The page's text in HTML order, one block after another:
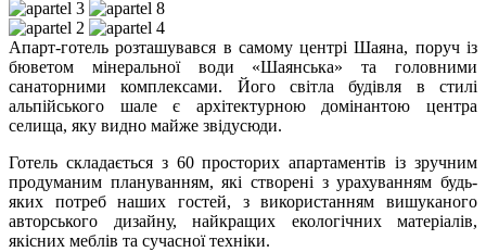
Апарт-готель розташувався в самому центрі Шаяна, поруч із
бюветом мінеральної води «Шаянська» та головними
санаторними комплексами. Його світла будівля в стилі
альпійського шале є архітектурною домінантою центра
селища, яку видно майже звідусюди.
Готель складається з 60 просторих апартаментів із зручним
продуманим плануванням, які створені з урахуванням будь-
яких потреб наших гостей, з використанням вишуканого
авторського дизайну, найкращих екологічних матеріалів,
якісних меблів та сучасної техніки.